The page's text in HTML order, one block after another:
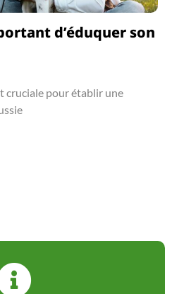
d’éduquer son
cruciale pour établir une